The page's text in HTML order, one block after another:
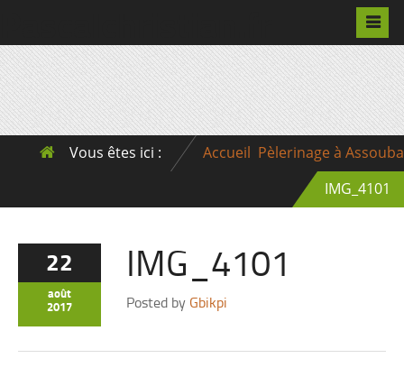
Vous êtes ici : Accueil Pèlerinage à Assouba
IMG_4101
22
août
2017
IMG_4101
Posted by Gbikpi